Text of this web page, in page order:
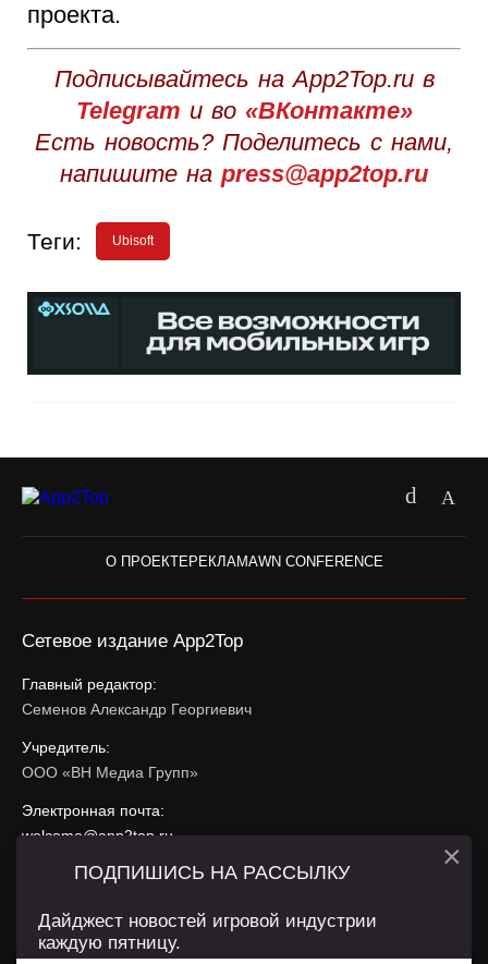
проекта.
Подписывайтесь на App2Top.ru в
Telegram и во «ВКонтакте»
Есть новость? Поделитесь с нами,
напишите на press@app2top.ru
Теги: Ubisoft
О ПРОЕКТЕ РЕКЛАМАWN CONFERENCE
Сетевое издание App2Top
Главный редактор:
Семенов Александр Георгиевич
Учредитель:
ООО «ВН Медиа Групп»
Электронная почта:
welcome@app2top.ru
При использовании материалов активная ссылка на
Сайт использует IP адреса, cookie, данные геолокации
ПОДПИШИСЬ НА РАССЫЛКУ
Дайджест новостей игровой индустрии
каждую пятницу.
×